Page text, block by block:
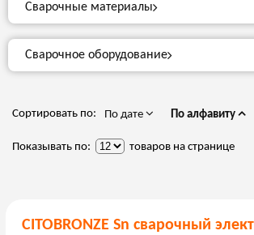
Сварочные материалы
Сварочное оборудование
Сортировать по: По дате По алфавиту
Показывать по: товаров на странице
CITOBRONZE Sn сварочный